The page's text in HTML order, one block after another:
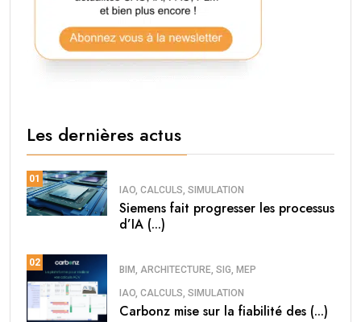
Les dernières actus
01
IAO, CALCULS, SIMULATION
Siemens fait progresser les processus
d’IA (...)
02
BIM, ARCHITECTURE, SIG, MEP
IAO, CALCULS, SIMULATION
Carbonz mise sur la fiabilité des (...)